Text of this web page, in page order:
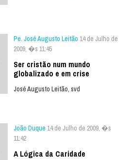
Pe. José Augusto Leitão 14 de Julho de
2009, �s 11:45
Ser cristão num mundo
globalizado e em crise
José Augusto Leitão, svd
João Duque 14 de Julho de 2009, �s
11:42
A Lógica da Caridade